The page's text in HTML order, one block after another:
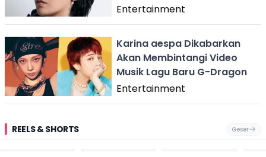
Entertainment
Karina aespa Dikabarkan
Akan Membintangi Video
Musik Lagu Baru G-Dragon
Entertainment
REELS & SHORTS Geser
Pantai
Cikembang,